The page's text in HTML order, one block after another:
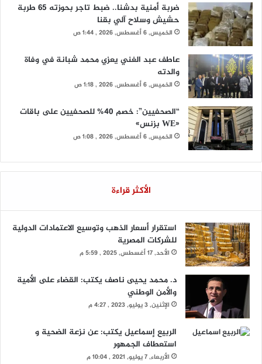
ضربة أمنية بدشنا.. ضبط تاجر بحوزته 65 طربة
حشيش وسلاح آلي بقنا
الخميس, 6 أغسطس, 2026 , 1:44 ص
عاطف عبد الغني يعزي محمد شبانة في وفاة
والدته
الخميس, 6 أغسطس, 2026 , 1:18 ص
“الصحفيين”: خصم 40% للصحفيين على باقات
«WE بزنس»
الخميس, 6 أغسطس, 2026 , 1:08 ص
الأكثر قراءة
استقرار أسعار الذهب وتوسيع الاعتمادات الدولية
للشركات المصرية
الأحد, 17 أغسطس, 2025 , 5:59 م
د. محمد يحيى ناصف يكتب: القضاء على الأمية
والأمن الوطني
الإثنين, 3 يوليو, 2023 , 4:27 م
الربيع إسماعيل يكتب: عن نزعة الضحية و
استعطاف الجمهور
الأربعاء, 7 يوليو, 2021 , 10:04 م